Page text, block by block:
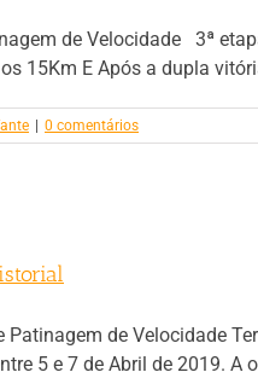
de Velocidade 3ª
15Km E Após a dupla
0 comentários
Patinagem de Velocidade
5 e 7 de Abril de 2019.